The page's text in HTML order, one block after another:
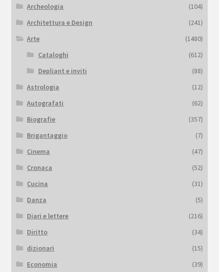
Archeologia
(104)
Architettura e Design
(241)
Arte
(1480)
Cataloghi
(612)
Depliant e inviti
(88)
Astrologia
(12)
Autografati
(62)
Biografie
(357)
Brigantaggio
(7)
Cinema
(47)
Cronaca
(52)
Cucina
(31)
Danza
(5)
Diari e lettere
(216)
Diritto
(34)
dizionari
(15)
Economia
(39)